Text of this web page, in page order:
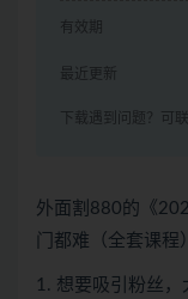
有效期
最近更新
下载遇到问题？可
外面割880的《
门都难（全套课程）
1. 想要吸引粉丝